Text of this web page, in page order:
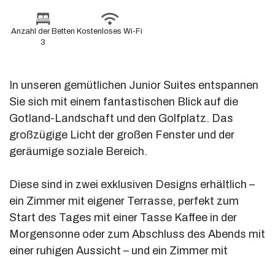
Anzahl der Betten
3
Kostenloses Wi-Fi
In unseren gemütlichen Junior Suites entspannen
Sie sich mit einem fantastischen Blick auf die
Gotland-Landschaft und den Golfplatz. Das
großzügige Licht der großen Fenster und der
geräumige soziale Bereich.
Diese sind in zwei exklusiven Designs erhältlich –
ein Zimmer mit eigener Terrasse, perfekt zum
Start des Tages mit einer Tasse Kaffee in der
Morgensonne oder zum Abschluss des Abends mit
einer ruhigen Aussicht – und ein Zimmer mit